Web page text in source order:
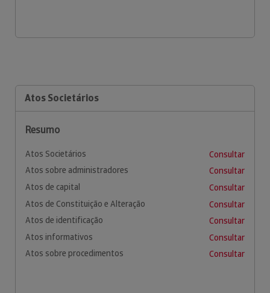
Atos Societários
Resumo
Atos Societários
Consultar
Atos sobre administradores
Consultar
Atos de capital
Consultar
Atos de Constituição e Alteração
Consultar
Atos de identificação
Consultar
Atos informativos
Consultar
Atos sobre procedimentos
Consultar